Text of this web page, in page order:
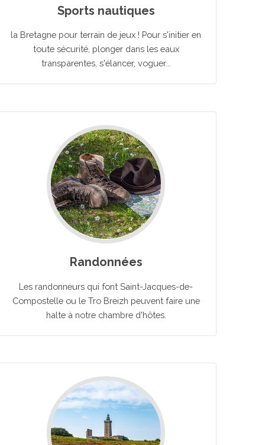
Sports nautiques
la Bretagne pour terrain de jeux ! Pour s'initier en
toute sécurité, plonger dans les eaux
transparentes, s'élancer, voguer...
Randonnées
Les randonneurs qui font Saint-Jacques-de-
Compostelle ou le Tro Breizh peuvent faire une
halte à notre chambre d'hôtes.